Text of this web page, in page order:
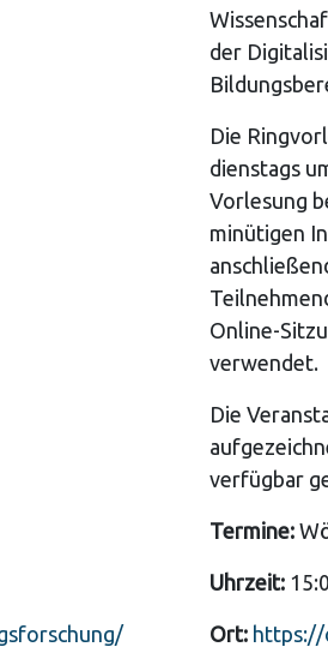
der
Die
dienstags
Vorlesung
minütigen
Online-
verwendet.
Die
verfügbar
Termine:
Uhrzeit:
Ort: https://